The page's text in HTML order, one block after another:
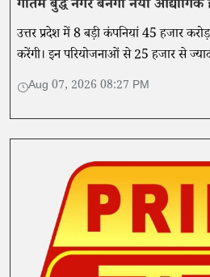
गौतम बुद्ध नगर बनेगा नया औद्योगिक
उत्तर प्रदेश में 8 बड़ी कंपनियां 45 हजार
करेंगी। इन परियोजनाओं से 25 हजार से
औद्योगिक विकास को गति मिलने की उम्मीद है।
Aug 07, 2026 08:27 PM